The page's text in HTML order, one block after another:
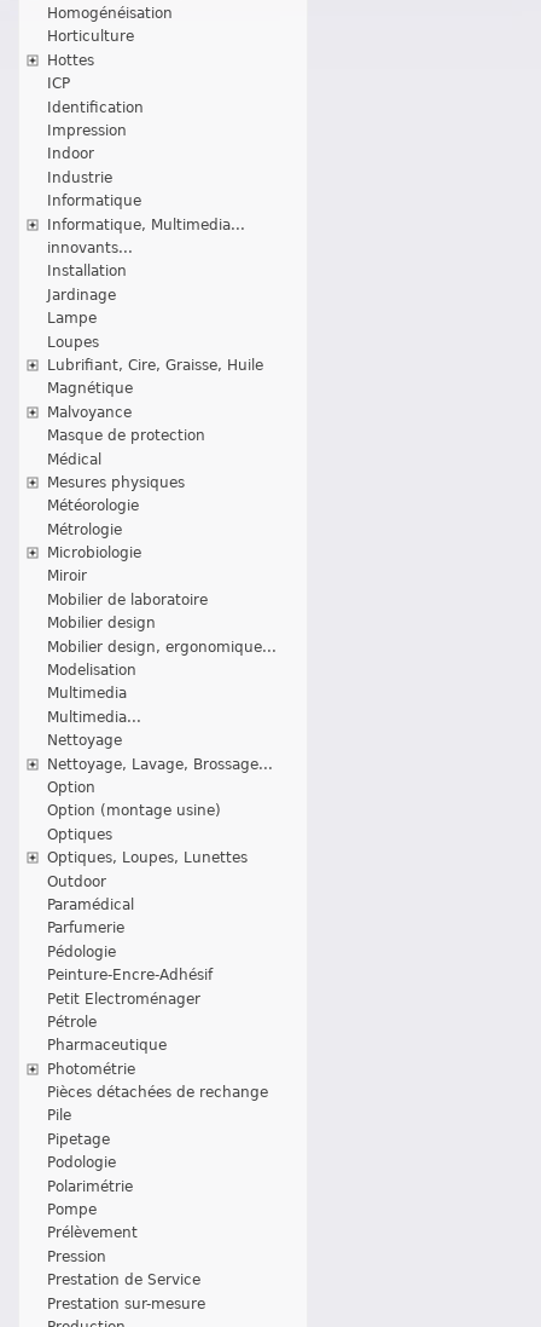
Homogénéisation
Horticulture
Hottes
ICP
Identification
Impression
Indoor
Industrie
Informatique
Informatique, Multimedia...
innovants...
Installation
Jardinage
Lampe
Loupes
Lubrifiant, Cire, Graisse, Huile
Magnétique
Malvoyance
Masque de protection
Médical
Mesures physiques
Météorologie
Métrologie
Microbiologie
Miroir
Mobilier de laboratoire
Mobilier design
Mobilier design, ergonomique...
Modelisation
Multimedia
Multimedia...
Nettoyage
Nettoyage, Lavage, Brossage...
Option
Option (montage usine)
Optiques
Optiques, Loupes, Lunettes
Outdoor
Paramédical
Parfumerie
Pédologie
Peinture-Encre-Adhésif
Petit Electroménager
Pétrole
Pharmaceutique
Photométrie
Pièces détachées de rechange
Pile
Pipetage
Podologie
Polarimétrie
Pompe
Prélèvement
Pression
Prestation de Service
Prestation sur-mesure